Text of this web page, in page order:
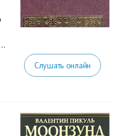
Слушать онлайн